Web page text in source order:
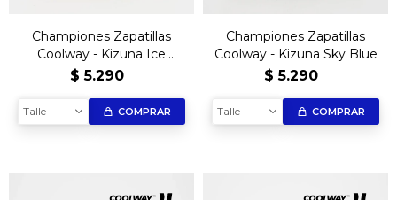
Championes Zapatillas
Coolway - Kizuna Ice
Green
$ 5.290
Talle COMPRAR
Championes Zapatillas
Coolway - Kizuna Sky Blue
$ 5.290
Talle COMPRAR